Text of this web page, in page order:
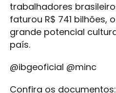
trabalhadores
faturou R$ 741 bilhões,
grande potencial
país.
@ibgeoficial @minc
Confira os documentos: